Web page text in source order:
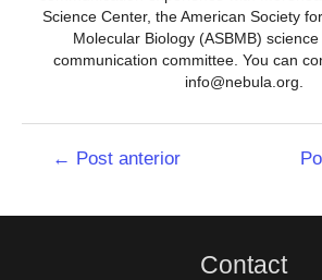
Science Center, the American Society
Molecular Biology (ASBMB)
communication committee. You can
info@nebula.org.
Navegação
← Post anterior
Contact